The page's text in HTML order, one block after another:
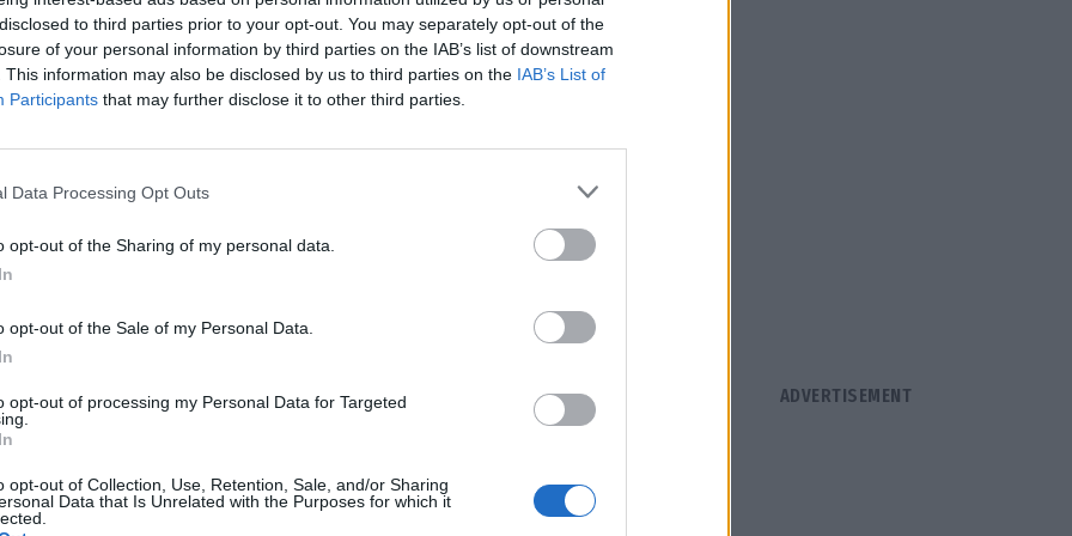
to third parties prior to your opt-out. You may separately opt-out of the
of your personal information by third parties on the IAB’s list of downstream
This information may also be disclosed by us to third parties on the IAB’s List of
Participants that may further disclose it to other third parties.
Data Processing Opt Outs
opt-out of the Sharing of my personal data.
opt-out of the Sale of my Personal Data.
opt-out of processing my Personal Data for Targeted
opt-out of Collection, Use, Retention, Sale, and/or Sharing
Data that Is Unrelated with the Purposes for which it
Κοινή Υπουργική Απόφαση (ΚΥΑ) όπου η ΡΑΑΕΥ θα ελέγχει
τις πιστοποιεί, θα αξιολογεί τη διαχειριστική τους
η απελευθέρωση της αγοράς του νερού στα πρότυπα της
αποτελέσματά τους.
ΔΕΥΑ σε «υποχρεωτικές» συγχωνεύσεις για να καταστούν
ένα μεγάλο αντικείμενο – πεδίο στο οποίο οι διάφοροι
ασκούν επιχειρηματική δραστηριότητα και θα εξασφαλίζουν
στα αρχικά σχέδια και οι «εθελοντικές» συγχωνεύσεις